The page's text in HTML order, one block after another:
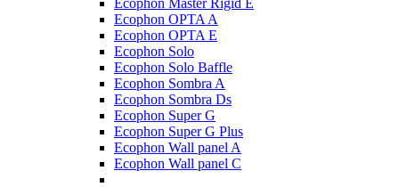
Ecophon Master Rigid E
Ecophon OPTA A
Ecophon OPTA E
Ecophon Solo
Ecophon Solo Baffle
Ecophon Sombra A
Ecophon Sombra Ds
Ecophon Super G
Ecophon Super G Plus
Ecophon Wall panel A
Ecophon Wall panel C